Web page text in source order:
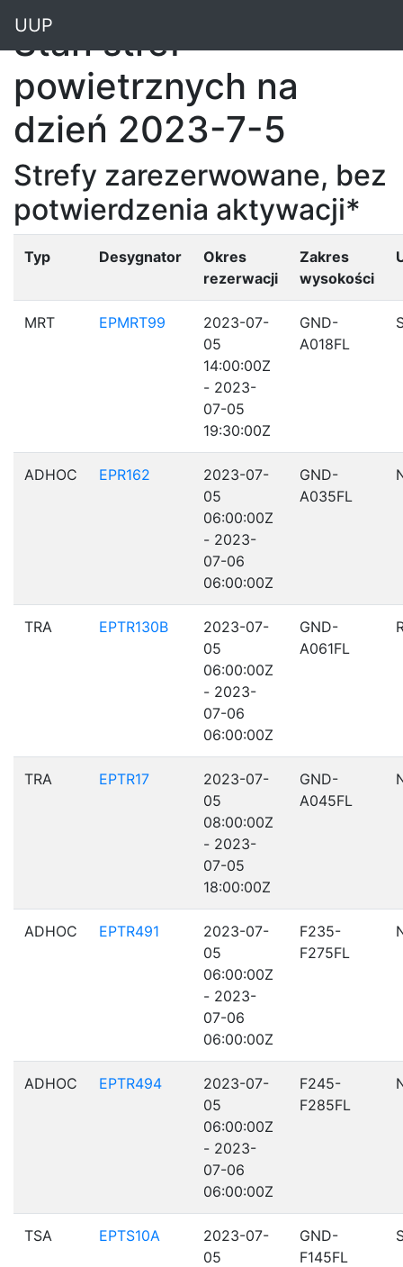
UUP
Stan stref
powietrznych na
dzień 2023-7-5
Strefy zarezerwowane, bez
potwierdzenia aktywacji*
Typ Desygnator
Okres
rezerwacji
Zakres
wysokości
MRT EPMRT99
2023-07-
05
14:00:00Z
- 2023-
07-05
19:30:00Z
GND-
A018FL
ADHOC EPR162
2023-07-
05
06:00:00Z
- 2023-
07-06
06:00:00Z
GND-
A035FL
TRA EPTR130B
2023-07-
05
06:00:00Z
- 2023-
07-06
06:00:00Z
GND-
A061FL
TRA EPTR17
2023-07-
05
08:00:00Z
- 2023-
07-05
18:00:00Z
GND-
A045FL
ADHOC EPTR491
2023-07-
05
06:00:00Z
- 2023-
07-06
06:00:00Z
F235-
F275FL
ADHOC EPTR494
2023-07-
05
06:00:00Z
- 2023-
07-06
06:00:00Z
F245-
F285FL
TSA EPTS10A
2023-07-
05
GND-
F145FL